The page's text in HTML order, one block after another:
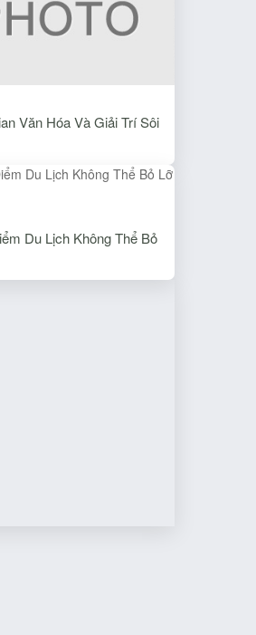
Văn Hóa Và Giải Trí Sôi
Du Lịch Không Thể Bỏ